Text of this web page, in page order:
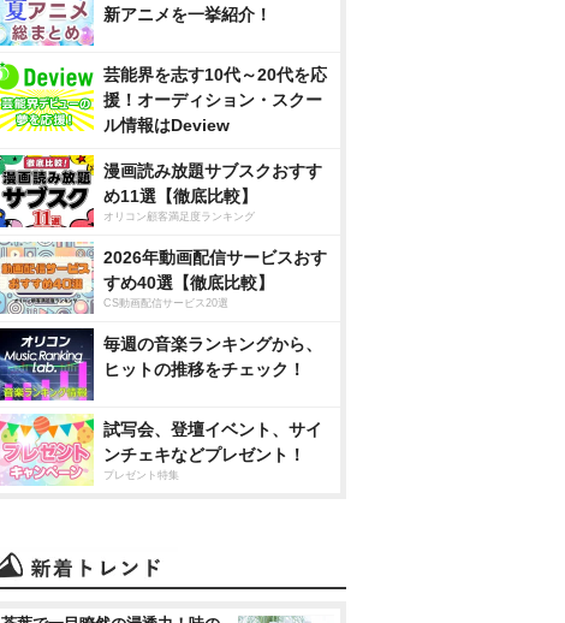
新アニメを一挙紹介！
芸能界を志す10代～20代を応
援！オーディション・スクー
ル情報はDeview
漫画読み放題サブスクおすす
め11選【徹底比較】
オリコン顧客満足度ランキング
2026年動画配信サービスおす
すめ40選【徹底比較】
CS動画配信サービス20選
毎週の音楽ランキングから、
ヒットの推移をチェック！
試写会、登壇イベント、サイ
ンチェキなどプレゼント！
プレゼント特集